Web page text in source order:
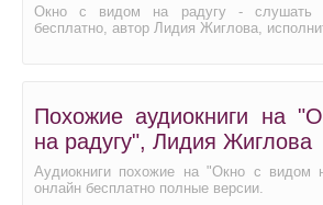
Окно с видом на радугу - слушать
бесплатно, автор Лидия Жиглова,
Похожие аудиокниги на
на радугу", Лидия Жиглова
Аудиокниги похожие на "Окно с видом
онлайн бесплатно полные версии.